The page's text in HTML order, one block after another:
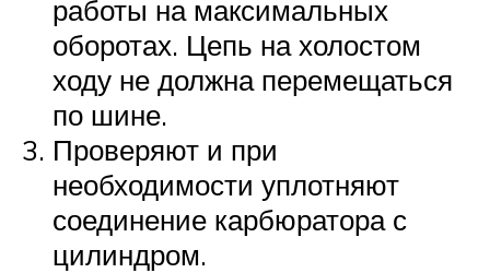
работы на максимальных
оборотах. Цепь на холостом
ходу не должна перемещаться
по шине.
Проверяют и при
необходимости уплотняют
соединение карбюратора с
цилиндром.